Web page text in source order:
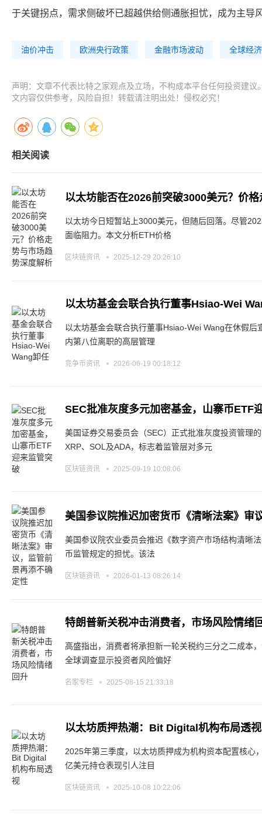
于关键拐点，需求侧破坏已超越供给侧通胀担忧，成为主导
油价冲击 欧洲央行政策 金融市场波动 全球经
声明：文章不代表比特之家观点及立场，不构成本平台任何投资建
文内容仅供参考，风险自担！转载请注明出处！侵权必究！
相关阅读
以太坊能否在2026前突破3000美元？价
以太坊今日短暂站上3000美元，但随后回落。尽管
面临阻力。本文分析ETH价格
区块链资讯 2025-12-29 20:26:10
以太坊基金会联合执行董事Hsiao-Wei
以太坊基金会联合执行董事Hsiao-Wei Wang在休假
内第八位离职的高层管理
竞争币资讯 2026-06-19 00:18:12
SEC批准灰度多元加密基金，山寨币ETF
美国证券交易委员会（SEC）正式批准灰度投资管理
XRP、SOL及ADA，标志着监管层对多元
区块链资讯 2025-09-19 10:08:06
美国参议院推迟加密货币《清晰法案》审
美国参议院农业委员会推迟《数字资产市场结构清晰
币监管规定的担忧。该法
区块链资讯 2026-01-13 08:26:14
特朗普新关税冲击消费者，市场风险情绪
高盛指出，消费者将承担新一轮关税约三分之二成本
全球调查显示投资者风险偏好
名家专栏 2025-08-15 21:33:18
以太坊质押热潮：Bit Digital机构布局透视
2025年第三季度，以太坊质押成为机构资本配置核心
亿美元持仓表现引人注目
区块链资讯 2025-10-08 10:22:06